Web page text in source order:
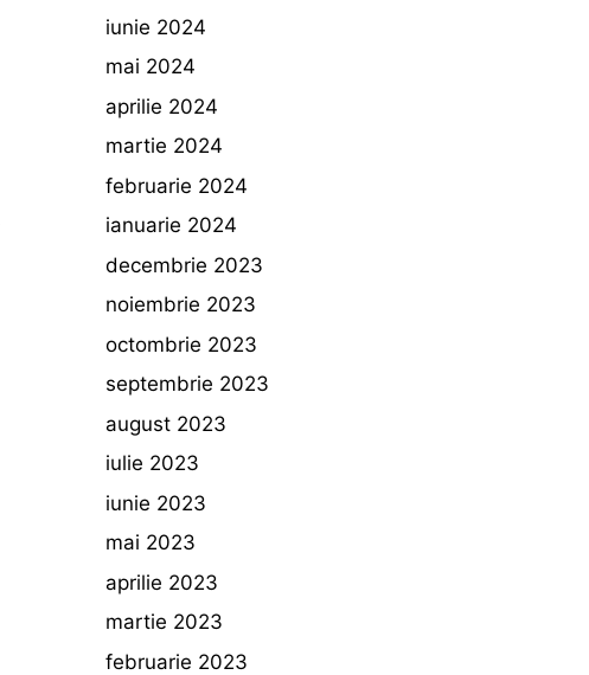
iunie 2024
mai 2024
aprilie 2024
martie 2024
februarie 2024
ianuarie 2024
decembrie 2023
noiembrie 2023
octombrie 2023
septembrie 2023
august 2023
iulie 2023
iunie 2023
mai 2023
aprilie 2023
martie 2023
februarie 2023